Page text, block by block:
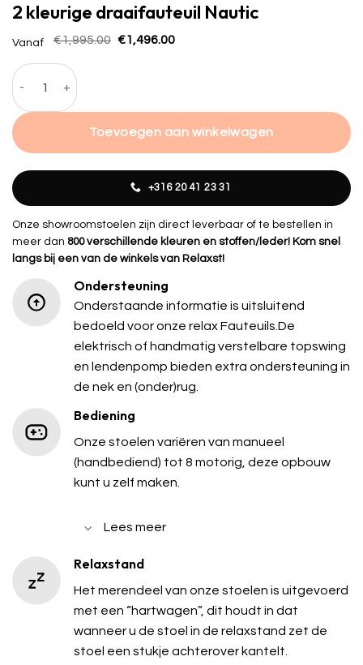
2 kleurige draaifauteuil Nautic
Vanaf €1,995.00 Oorspronkelijke
€1,496.00Huidige
2 kleurige draaifauteuil Nautic hoeveelheid
Toevoegen aan winkelwagen
+316 20 41 23 31
Onze showroomstoelen zijn direct leverbaar of te bestellen in
meer dan 800 verschillende kleuren en stoffen/leder! Kom snel
langs bij een van de winkels van Relaxst!
Ondersteuning
Onderstaande informatie is uitsluitend
bedoeld voor onze relax Fauteuils.De
elektrisch of handmatig verstelbare topswing
en lendenpomp bieden extra ondersteuning in
de nek en (onder)rug.
Bediening
Onze stoelen variëren van manueel
(handbediend) tot 8 motorig, deze opbouw
kunt u zelf maken.
Lees meer
Relaxstand
Het merendeel van onze stoelen is uitgevoerd
met een “hartwagen”, dit houdt in dat
wanneer u de stoel in de relaxstand zet de
stoel een stukje achterover kantelt.